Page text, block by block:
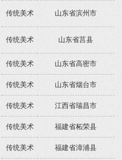
传统美术 山东省滨州市
传统美术 山东省莒县
传统美术 山东省高密市
传统美术 山东省烟台市
传统美术 江西省瑞昌市
传统美术 福建省柘荣县
传统美术 福建省漳浦县